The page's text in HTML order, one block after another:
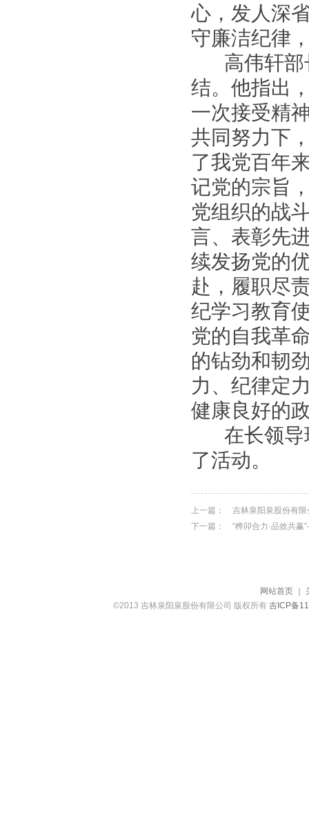
心，发人深
守廉洁纪律
高伟轩部
结。他指出
一次接受精
共同努力下
了我党百年
记党的宗旨
党组织的战
言、表彰先
续发扬党的
赴，履职尽
纪学习教育
党的自我革
的钻劲和韧
力、纪律定
健康良好的
在长领导
了活动。
上一篇：
吉林泉阳泉股份有
下一篇：
“榫卯合力·品效共
网站首页
©2013 吉林泉阳泉股份有限公司 版权所有吉ICP备